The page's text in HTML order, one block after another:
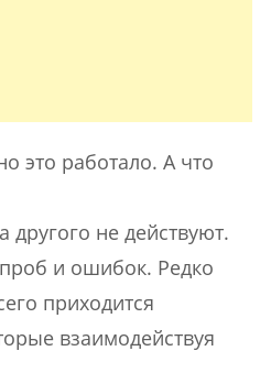
это работало. А что
не действуют.
и ошибок. Редко
приходится
взаимодействуя